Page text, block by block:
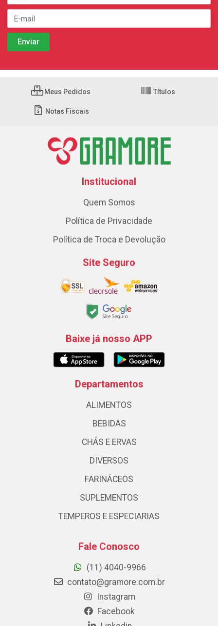
Meus Pedidos Títulos
Notas Fiscais
Institucional
Quem Somos
Política de Privacidade
Política de Troca e Devolução
Site Seguro
Baixe já nosso APP
Departamentos
ALIMENTOS
BEBIDAS
CHÁS E ERVAS
DIVERSOS
FARINÁCEOS
SUPLEMENTOS
TEMPEROS E ESPECIARIAS
Fale Conosco
(11) 4040-9966
contato@gramore.com.br
Instagram
Facebook